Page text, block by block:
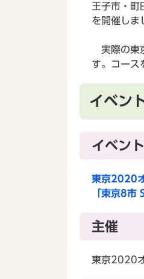
王子市・町
を開催しま
実際の東
す。コース
イベン
イベン
東京2020
「東京8市
主催
東京2020